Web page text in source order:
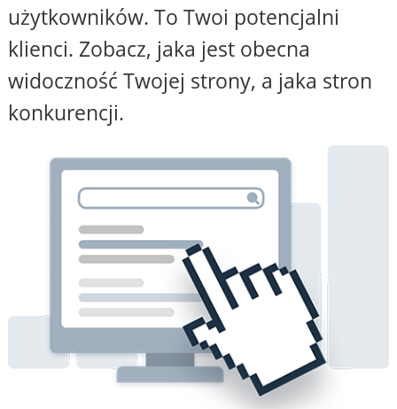
użytkowników. To Twoi potencjalni
klienci. Zobacz, jaka jest obecna
widoczność Twojej strony, a jaka stron
konkurencji.